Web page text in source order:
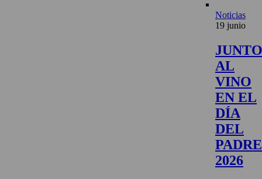
Noticias
19 junio
JUNTO
AL
VINO
EN EL
DÍA
DEL
PADRE
2026